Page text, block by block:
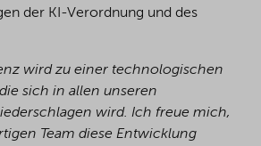
der KI-Verordnung und des
wird zu einer technologischen
sich in allen unseren
wird. Ich freue mich,
Team diese Entwicklung